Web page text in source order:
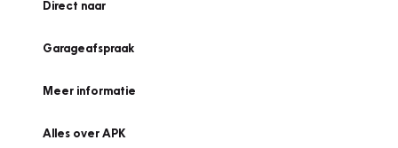
Direct naar
Garageafspraak
Meer informatie
Alles over APK